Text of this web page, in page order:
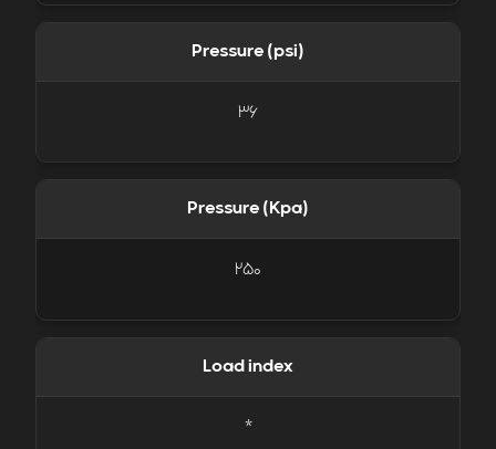
Pressure (psi)
36
Pressure (Kpa)
250
Load index
*